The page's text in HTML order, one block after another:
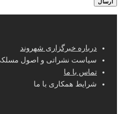
درباره خبرگزاری شهروند
سیاست نشراتی و اصول
تماس با ما
شرایط همکاری با ما